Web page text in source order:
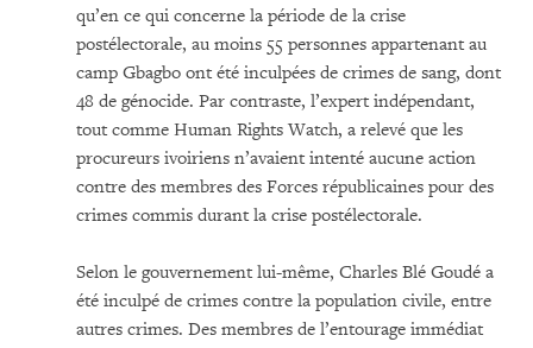
qu’en ce qui concerne la période de la crise
postélectorale, au moins 55 personnes appartenant au
camp Gbagbo ont été inculpées de crimes de sang, dont
48 de génocide. Par contraste, l’expert indépendant,
tout comme Human Rights Watch, a relevé que les
procureurs ivoiriens n’avaient intenté aucune action
contre des membres des Forces républicaines pour des
crimes commis durant la crise postélectorale.
Selon le gouvernement lui-même, Charles Blé Goudé a
été inculpé de crimes contre la population civile, entre
autres crimes. Des membres de l’entourage immédiat